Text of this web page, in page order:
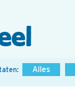
Alles